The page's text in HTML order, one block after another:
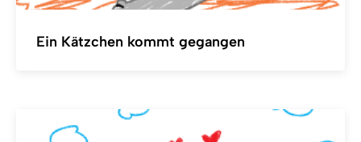
Ein Kätzchen kommt gegangen